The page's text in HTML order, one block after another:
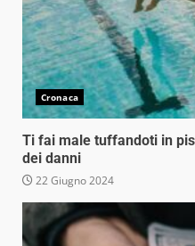
Cronaca
Ti fai male tuffandoti in
dei danni
22 Giugno 2024